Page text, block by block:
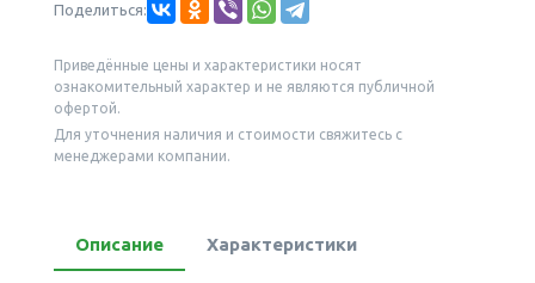
Поделиться:
Приведённые цены и характеристики носят
ознакомительный характер и не являются публичной
офертой.
Для уточнения наличия и стоимости свяжитесь с
менеджерами компании.
Описание Характеристики